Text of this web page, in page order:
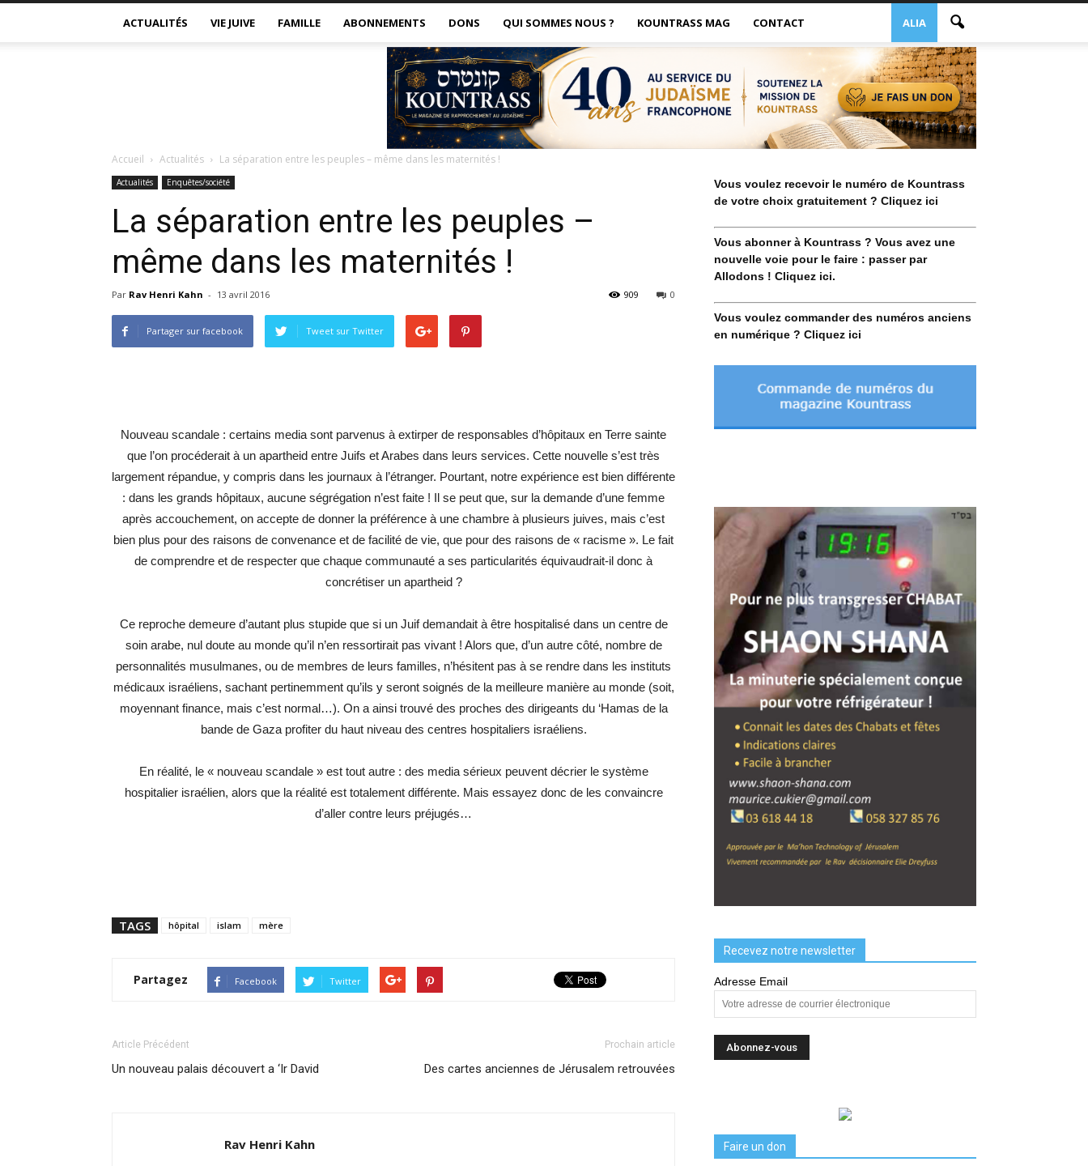
ACTUALITÉS VIE JUIVE FAMILLE ABONNEMENTS DONS ALIA
QUI SOMMES NOUS ? KOUNTRASS MAG CONTACT
Accueil Actualités La séparation entre les peuples – même dans les maternités !
Actualités Enquêtes/société
La séparation entre les peuples –
même dans les maternités !
Par Rav Henri Kahn - 13 avril 2016 0
909
Partager sur facebook Tweet sur Twitter
Nouveau scandale : certains media sont parvenus à extirper de responsables d’hôpitaux en Terre sainte
que l’on procéderait à un apartheid entre Juifs et Arabes dans leurs services. Cette nouvelle s’est très
largement répandue, y compris dans les journaux à l’étranger. Pourtant, notre expérience est bien différente
: dans les grands hôpitaux, aucune ségrégation n’est faite ! Il se peut que, sur la demande d’une femme
après accouchement, on accepte de donner la préférence à une chambre à plusieurs juives, mais c’est
bien plus pour des raisons de convenance et de facilité de vie, que pour des raisons de « racisme ». Le fait
de comprendre et de respecter que chaque communauté a ses particularités équivaudrait-il donc à
concrétiser un apartheid ?
Ce reproche demeure d’autant plus stupide que si un Juif demandait à être hospitalisé dans un centre de
soin arabe, nul doute au monde qu’il n’en ressortirait pas vivant ! Alors que, d’un autre côté, nombre de
personnalités musulmanes, ou de membres de leurs familles, n’hésitent pas à se rendre dans les instituts
médicaux israéliens, sachant pertinemment qu’ils y seront soignés de la meilleure manière au monde (soit,
moyennant finance, mais c’est normal…). On a ainsi trouvé des proches des dirigeants du ‘Hamas de la
bande de Gaza profiter du haut niveau des centres hospitaliers israéliens.
En réalité, le « nouveau scandale » est tout autre : des media sérieux peuvent décrier le système
hospitalier israélien, alors que la réalité est totalement différente. Mais essayez donc de les convaincre
d’aller contre leurs préjugés…
TAGS hôpital islam mère
Partagez Facebook Twitter
Article Précédent
Un nouveau palais découvert a ‘Ir David
Prochain article
Des cartes anciennes de Jérusalem retrouvées
Rav Henri Kahn
Vous voulez recevoir le numéro de Kountrass
de votre choix gratuitement ? Cliquez ici
Vous abonner à Kountrass ? Vous avez une
nouvelle voie pour le faire : passer par
Allodons ! Cliquez ici.
Vous voulez commander des numéros anciens
en numérique ? Cliquez ici
Recevez notre newsletter
Adresse Email
Faire un don